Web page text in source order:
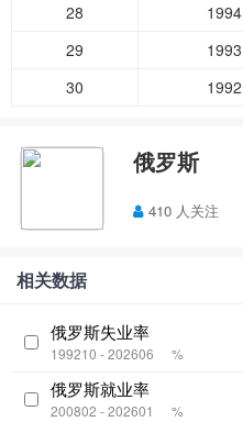
28
1994
29
1993
30
1992
俄罗斯
410 人关注
相关数据
俄罗斯失业率
199210 - 202606 %
俄罗斯就业率
200802 - 202601 %